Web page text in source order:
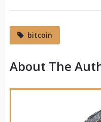
bitcoin
About The